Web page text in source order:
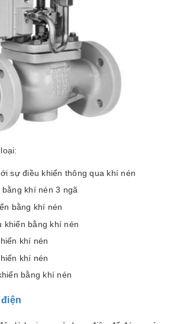
sự điều khiển thông qua khí nén
bằng khí nén 3 ngã
bằng khí nén
khiển bằng khí nén
khí nén
khí nén
bằng khí nén